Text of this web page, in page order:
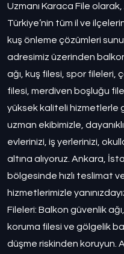
Uzmanı Karaca File
Türkiye’nin tüm il ve
kuş önleme çözümleri
adresimiz üzerinden
ağı, kuş filesi, spor fileleri,
filesi, merdiven boşluğu
yüksek kaliteli hizmetlerle
uzman ekibimizle,
evlerinizi, iş yerlerinizi,
altına alıyoruz. Ankara,
bölgesinde hızlı teslimat
hizmetlerimizle
Fileleri: Balkon güvenlik
koruma filesi ve gölgelik
düşme riskinden koruyun.